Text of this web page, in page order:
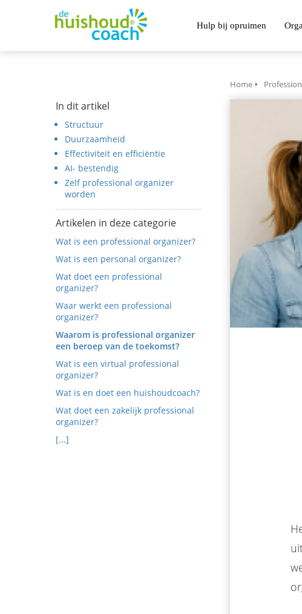
Hulp bij opruimen
In dit artikel
Structuur
Duurzaamheid
Effectiviteit en efficiëntie
AI- bestendig
Zelf professional organizer
worden
Artikelen in deze categorie
Wat is een professional organizer?
Wat is een personal organizer?
Wat doet een professional
organizer?
Waar werkt een professional
organizer?
Waarom is professional organizer
een beroep van de toekomst?
Wat is een virtual professional
organizer?
Wat is en doet een huishoudcoach?
Wat doet een zakelijk professional
organizer?
[...]
Home